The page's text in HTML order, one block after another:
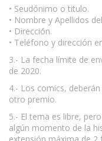
• Seudónimo o titulo.
• Nombre y Apellidos
• Dirección.
• Teléfono y dirección
3.- La fecha límite de
de 2020.
4.- Los comics,
otro premio.
5.- El tema es libre,
algún momento de la
extensión máxima de 2